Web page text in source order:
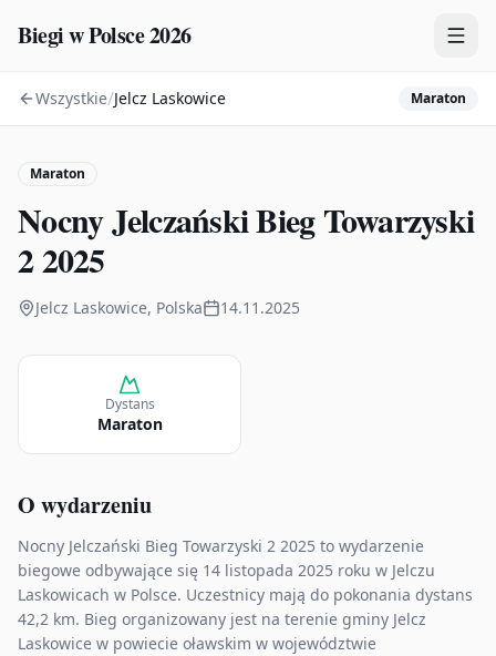
Biegi w Polsce 2026
Zawody
Kalendarz
Wszystkie/Jelcz Laskowice Maraton
Maraton
Nocny Jelczański Bieg Towarzyski
2 2025
Jelcz Laskowice, Polska 14.11.2025
Dystans
Maraton
O wydarzeniu
Nocny Jelczański Bieg Towarzyski 2 2025 to wydarzenie
biegowe odbywające się 14 listopada 2025 roku w Jelczu
Laskowicach w Polsce. Uczestnicy mają do pokonania dystans
42,2 km. Bieg organizowany jest na terenie gminy Jelcz
Laskowice w powiecie oławskim w województwie